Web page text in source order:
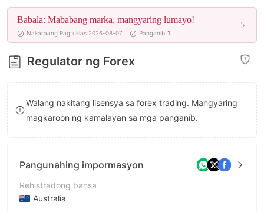
5
6
7
8
9
4
5
6
7
8
9
4
5
6
7
8
9
Babala: Mababang marka, mangyaring lumayo!
Nakaraang Pagtuklas 2026-08-07 Panganib 1
Regulator ng Forex
Walang nakitang lisensya sa forex trading. Mangyaring
magkaroon ng kamalayan sa mga panganib.
Pangunahing impormasyon
Rehistradong bansa
Australia